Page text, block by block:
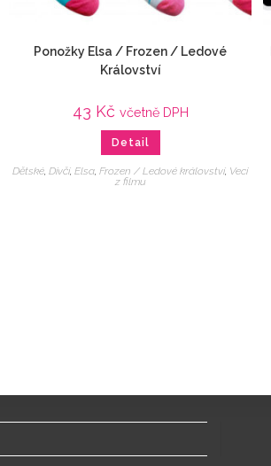
Ponožky Elsa / Frozen / Ledové
Království
43 Kč včetně DPH
Detail
Dětské,Dívčí,Elsa,Frozen / Ledové království, Veci
z filmu